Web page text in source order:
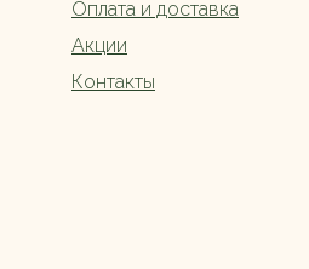
Оплата и доставка
Акции
Контакты